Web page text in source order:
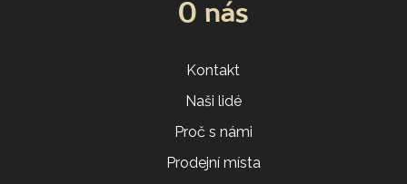
O nás
Kontakt
Naši lidé
Proč s námi
Prodejní místa